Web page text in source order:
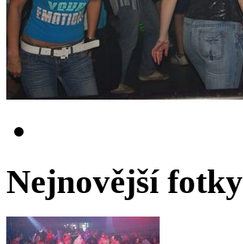
Nejnovější fotky